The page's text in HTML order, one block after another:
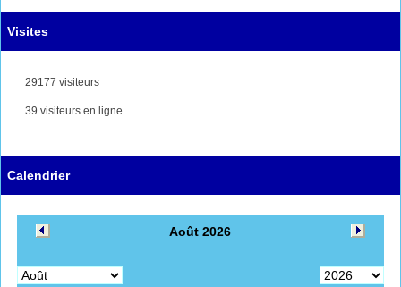
Visites
29177 visiteurs
39 visiteurs en ligne
Calendrier